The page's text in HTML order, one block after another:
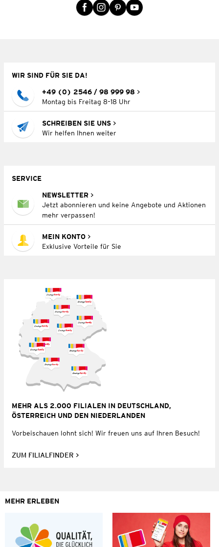
WIR SIND FÜR SIE DA!
+49 (0) 2546 / 98 999 98
Montag bis Freitag 8–18 Uhr
SCHREIBEN SIE UNS
Wir helfen Ihnen weiter
SERVICE
NEWSLETTER
Jetzt abonnieren und keine Angebote und Aktionen
mehr verpassen!
MEIN KONTO
Exklusive Vorteile für Sie
MEHR ALS 2.000 FILIALEN IN DEUTSCHLAND,
ÖSTERREICH UND DEN NIEDERLANDEN
Vorbeischauen lohnt sich! Wir freuen uns auf Ihren Besuch!
ZUM FILIALFINDER
MEHR ERLEBEN